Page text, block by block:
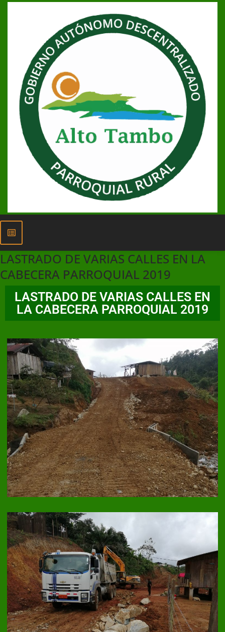
LASTRADO DE VARIAS CALLES EN LA
CABECERA PARROQUIAL 2019
LASTRADO DE VARIAS CALLES EN
LA CABECERA PARROQUIAL 2019